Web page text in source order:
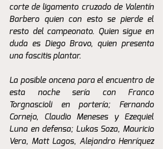
corte de ligamento cruzado de Valentín
Barbero quien con esto se pierde el
resto del campeonato. Quien sigue en
duda es Diego Bravo, quien presenta
una fascitis plantar.
La posible oncena para el encuentro de
esta noche sería con Franco
Torgnascioli en portería; Fernando
Cornejo, Claudio Meneses y Ezequiel
Luna en defensa; Lukas Soza, Mauricio
Vera, Matt Lagos, Alejandro Henríquez